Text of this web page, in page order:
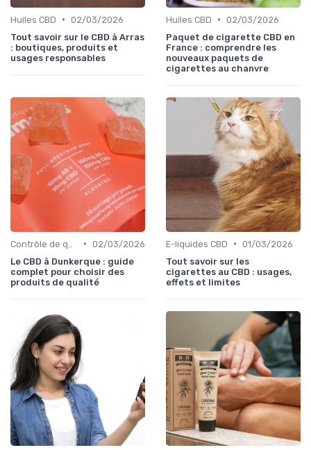
Huiles CBD • 02/03/2026
Tout savoir sur le CBD à Arras
: boutiques, produits et
usages responsables
Huiles CBD • 02/03/2026
Paquet de cigarette CBD en
France : comprendre les
nouveaux paquets de
cigarettes au chanvre
• 02/03/2026
Le CBD à Dunkerque : guide
complet pour choisir des
produits de qualité
E-liquides CBD • 01/03/2026
Tout savoir sur les
cigarettes au CBD : usages,
effets et limites